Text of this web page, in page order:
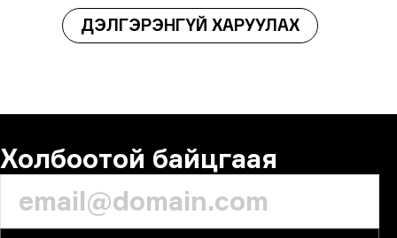
ДЭЛГЭРЭНГҮЙ ХАРУУЛАХ
Холбоотой байцгаая